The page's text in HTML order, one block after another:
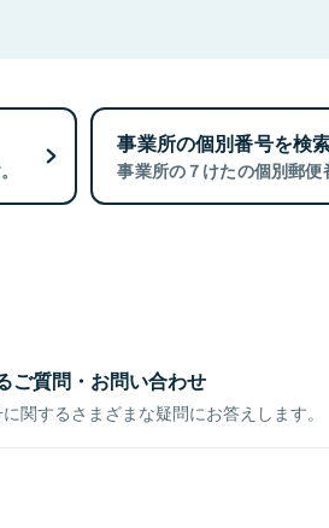
事業所の個別番号を検
事業所の７けたの個別郵便
ご質問・お問い合わせ
関するさまざまな疑問にお答えします。